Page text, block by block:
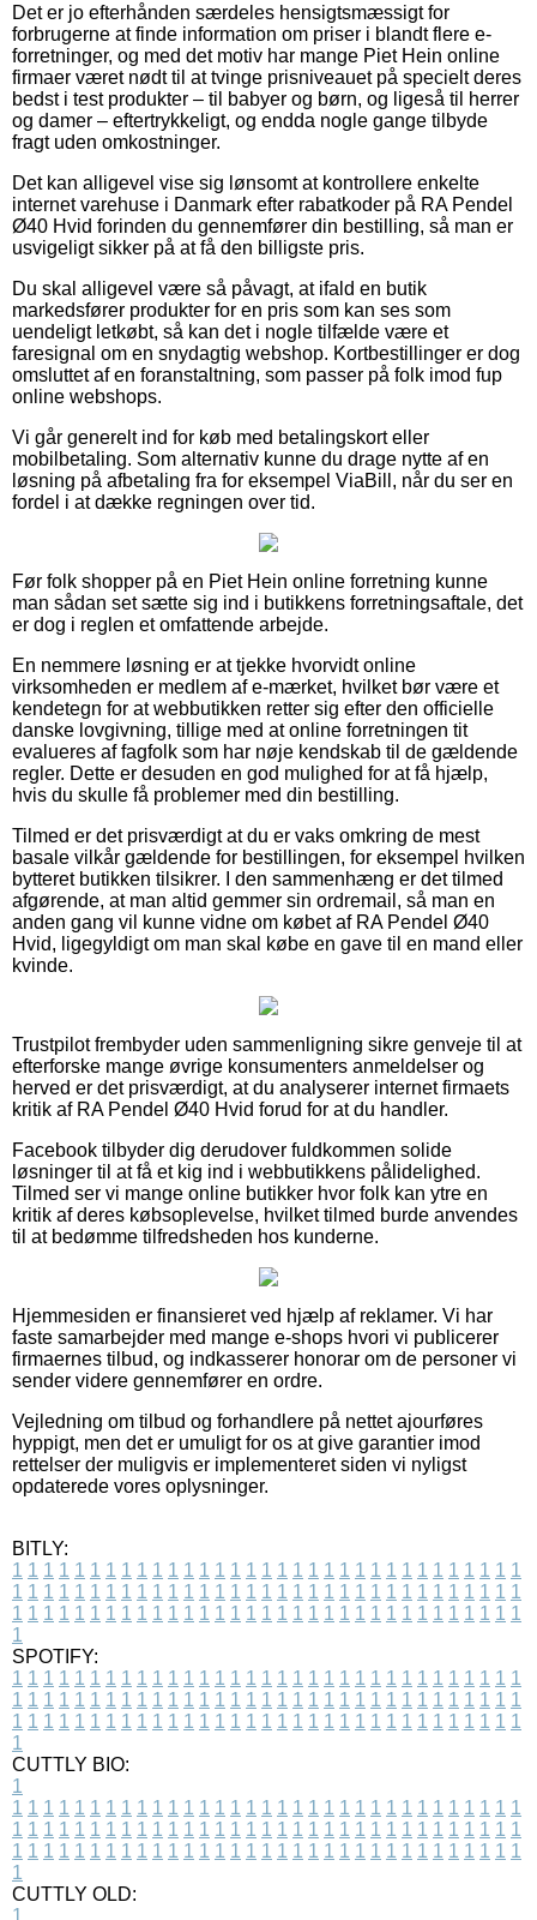
Det er jo efterhånden særdeles hensigtsmæssigt for
forbrugerne at finde information om priser i blandt flere e-
forretninger, og med det motiv har mange Piet Hein online
firmaer været nødt til at tvinge prisniveauet på specielt deres
bedst i test produkter – til babyer og børn, og ligeså til herrer
og damer – eftertrykkeligt, og endda nogle gange tilbyde
fragt uden omkostninger.
Det kan alligevel vise sig lønsomt at kontrollere enkelte
internet varehuse i Danmark efter rabatkoder på RA Pendel
Ø40 Hvid forinden du gennemfører din bestilling, så man er
usvigeligt sikker på at få den billigste pris.
Du skal alligevel være så påvagt, at ifald en butik
markedsfører produkter for en pris som kan ses som
uendeligt letkøbt, så kan det i nogle tilfælde være et
faresignal om en snydagtig webshop. Kortbestillinger er dog
omsluttet af en foranstaltning, som passer på folk imod fup
online webshops.
Vi går generelt ind for køb med betalingskort eller
mobilbetaling. Som alternativ kunne du drage nytte af en
løsning på afbetaling fra for eksempel ViaBill, når du ser en
fordel i at dække regningen over tid.
Før folk shopper på en Piet Hein online forretning kunne
man sådan set sætte sig ind i butikkens forretningsaftale, det
er dog i reglen et omfattende arbejde.
En nemmere løsning er at tjekke hvorvidt online
virksomheden er medlem af e-mærket, hvilket bør være et
kendetegn for at webbutikken retter sig efter den officielle
danske lovgivning, tillige med at online forretningen tit
evalueres af fagfolk som har nøje kendskab til de gældende
regler. Dette er desuden en god mulighed for at få hjælp,
hvis du skulle få problemer med din bestilling.
Tilmed er det prisværdigt at du er vaks omkring de mest
basale vilkår gældende for bestillingen, for eksempel hvilken
bytteret butikken tilsikrer. I den sammenhæng er det tilmed
afgørende, at man altid gemmer sin ordremail, så man en
anden gang vil kunne vidne om købet af RA Pendel Ø40
Hvid, ligegyldigt om man skal købe en gave til en mand eller
kvinde.
Trustpilot frembyder uden sammenligning sikre genveje til at
efterforske mange øvrige konsumenters anmeldelser og
herved er det prisværdigt, at du analyserer internet firmaets
kritik af RA Pendel Ø40 Hvid forud for at du handler.
Facebook tilbyder dig derudover fuldkommen solide
løsninger til at få et kig ind i webbutikkens pålidelighed.
Tilmed ser vi mange online butikker hvor folk kan ytre en
kritik af deres købsoplevelse, hvilket tilmed burde anvendes
til at bedømme tilfredsheden hos kunderne.
Hjemmesiden er finansieret ved hjælp af reklamer. Vi har
faste samarbejder med mange e-shops hvori vi publicerer
firmaernes tilbud, og indkasserer honorar om de personer vi
sender videre gennemfører en ordre.
Vejledning om tilbud og forhandlere på nettet ajourføres
hyppigt, men det er umuligt for os at give garantier imod
rettelser der muligvis er implementeret siden vi nyligst
opdaterede vores oplysninger.
BITLY:
1 1 1 1 1 1 1 1 1 1 1 1 1 1 1 1 1 1 1 1 1 1 1 1 1 1 1 1 1 1 1 1 1
1 1 1 1 1 1 1 1 1 1 1 1 1 1 1 1 1 1 1 1 1 1 1 1 1 1 1 1 1 1 1 1 1
1 1 1 1 1 1 1 1 1 1 1 1 1 1 1 1 1 1 1 1 1 1 1 1 1 1 1 1 1 1 1 1 1
1
SPOTIFY:
1 1 1 1 1 1 1 1 1 1 1 1 1 1 1 1 1 1 1 1 1 1 1 1 1 1 1 1 1 1 1 1 1
1 1 1 1 1 1 1 1 1 1 1 1 1 1 1 1 1 1 1 1 1 1 1 1 1 1 1 1 1 1 1 1 1
1 1 1 1 1 1 1 1 1 1 1 1 1 1 1 1 1 1 1 1 1 1 1 1 1 1 1 1 1 1 1 1 1
1
CUTTLY BIO:
1
1 1 1 1 1 1 1 1 1 1 1 1 1 1 1 1 1 1 1 1 1 1 1 1 1 1 1 1 1 1 1 1 1
1 1 1 1 1 1 1 1 1 1 1 1 1 1 1 1 1 1 1 1 1 1 1 1 1 1 1 1 1 1 1 1 1
1 1 1 1 1 1 1 1 1 1 1 1 1 1 1 1 1 1 1 1 1 1 1 1 1 1 1 1 1 1 1 1 1
1
CUTTLY OLD:
1